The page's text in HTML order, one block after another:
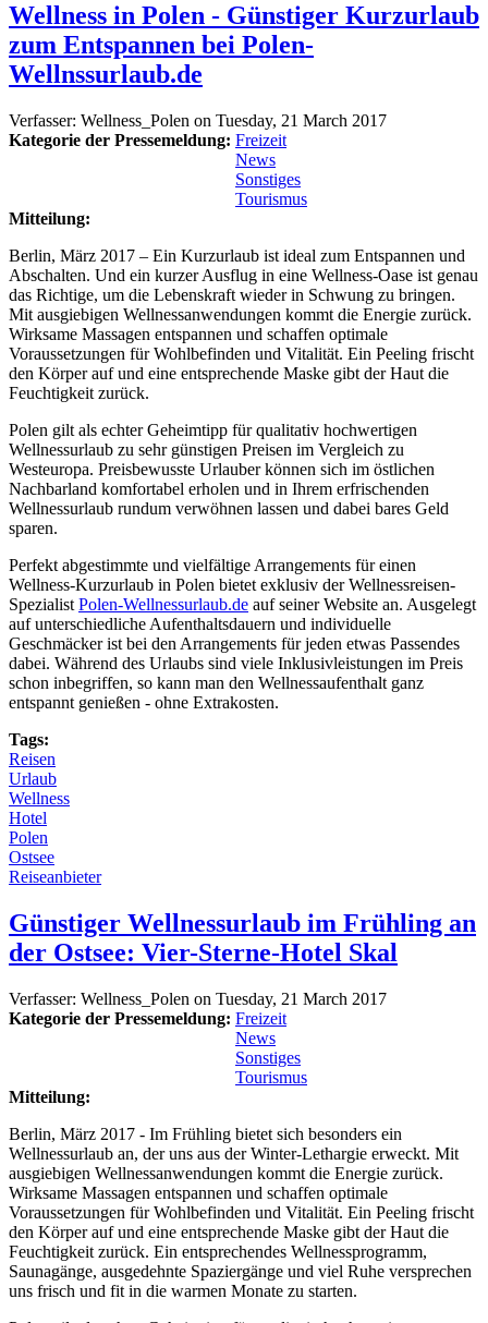
Wellness in Polen - Günstiger Kurzurlaub
zum Entspannen bei Polen-
Wellnssurlaub.de
Verfasser: Wellness_Polen on Tuesday, 21 March 2017
Kategorie der Pressemeldung: Freizeit
News
Sonstiges
Tourismus
Mitteilung:
Berlin, März 2017 – Ein Kurzurlaub ist ideal zum Entspannen und
Abschalten. Und ein kurzer Ausflug in eine Wellness-Oase ist genau
das Richtige, um die Lebenskraft wieder in Schwung zu bringen.
Mit ausgiebigen Wellnessanwendungen kommt die Energie zurück.
Wirksame Massagen entspannen und schaffen optimale
Voraussetzungen für Wohlbefinden und Vitalität. Ein Peeling frischt
den Körper auf und eine entsprechende Maske gibt der Haut die
Feuchtigkeit zurück.
Polen gilt als echter Geheimtipp für qualitativ hochwertigen
Wellnessurlaub zu sehr günstigen Preisen im Vergleich zu
Westeuropa. Preisbewusste Urlauber können sich im östlichen
Nachbarland komfortabel erholen und in Ihrem erfrischenden
Wellnessurlaub rundum verwöhnen lassen und dabei bares Geld
sparen.
Perfekt abgestimmte und vielfältige Arrangements für einen
Wellness-Kurzurlaub in Polen bietet exklusiv der Wellnessreisen-
Spezialist Polen-Wellnessurlaub.de auf seiner Website an. Ausgelegt
auf unterschiedliche Aufenthaltsdauern und individuelle
Geschmäcker ist bei den Arrangements für jeden etwas Passendes
dabei. Während des Urlaubs sind viele Inklusivleistungen im Preis
schon inbegriffen, so kann man den Wellnessaufenthalt ganz
entspannt genießen - ohne Extrakosten.
Tags:
Reisen
Urlaub
Wellness
Hotel
Polen
Ostsee
Reiseanbieter
Günstiger Wellnessurlaub im Frühling an
der Ostsee: Vier-Sterne-Hotel Skal
Verfasser: Wellness_Polen on Tuesday, 21 March 2017
Kategorie der Pressemeldung: Freizeit
News
Sonstiges
Tourismus
Mitteilung:
Berlin, März 2017 - Im Frühling bietet sich besonders ein
Wellnessurlaub an, der uns aus der Winter-Lethargie erweckt. Mit
ausgiebigen Wellnessanwendungen kommt die Energie zurück.
Wirksame Massagen entspannen und schaffen optimale
Voraussetzungen für Wohlbefinden und Vitalität. Ein Peeling frischt
den Körper auf und eine entsprechende Maske gibt der Haut die
Feuchtigkeit zurück. Ein entsprechendes Wellnessprogramm,
Saunagänge, ausgedehnte Spaziergänge und viel Ruhe versprechen
uns frisch und fit in die warmen Monate zu starten.